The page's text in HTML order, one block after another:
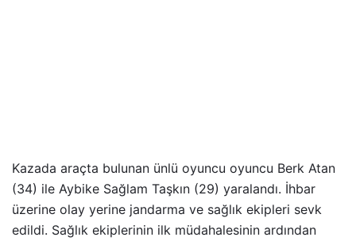
Kazada araçta bulunan ünlü oyuncu oyuncu Berk Atan
(34) ile Aybike Sağlam Taşkın (29) yaralandı. İhbar
üzerine olay yerine jandarma ve sağlık ekipleri sevk
edildi. Sağlık ekiplerinin ilk müdahalesinin ardından